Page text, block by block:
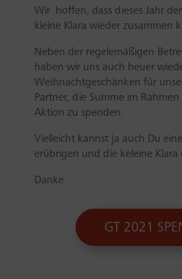
Wir hoffen, dass dieses Jahr
kleine Klara wieder zusammen
Neben der regelemäßigen
haben wir uns auch heuer
Weihnachtgeschänken für
Partner, die Summe im
Aktion zu spenden.
Vielleicht kannst ja auch Du
erübrigen und die keleine Klara
Danke
GT 2021